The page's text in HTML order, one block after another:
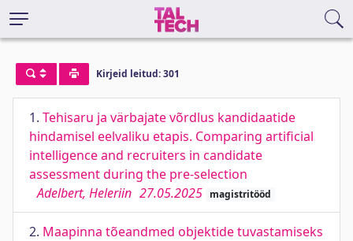
Kirjeid leitud: 301
1. Tehisaru ja värbajate võrdlus kandidaatide
hindamisel eelvaliku etapis. Comparing artificial
intelligence and recruiters in candidate
assessment during the pre-selection
Adelbert, Heleriin 27.05.2025 magistritööd
2. Maapinna tõeandmed objektide tuvastamiseks